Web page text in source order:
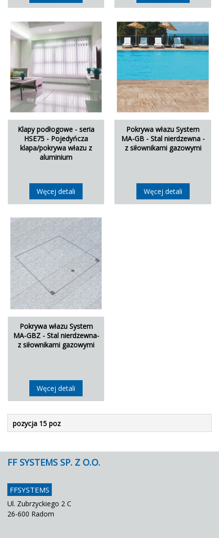
Klapy podłogowe - seria
HSE75 - Pojedyńcza
klapa/pokrywa włazu z
aluminium
Węcej detali
Pokrywa włazu System
MA-GB - Stal nierdzewna -
z siłownikami gazowymi
Węcej detali
Pokrywa włazu System
MA-GBZ - Stal nierdzewna-
z siłownikami gazowymi
Węcej detali
pozycja 15 poz
FF SYSTEMS SP. Z O.O.
FFSYSTEMS
Ul. Zubrzyckiego 2 C
26-600 Radom